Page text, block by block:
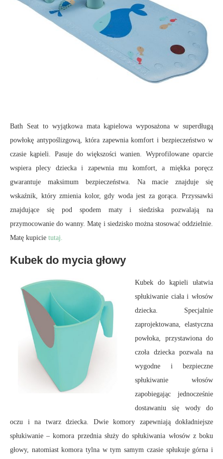
Bath Seat to wyjątkowa mata kąpielowa wyposażona w superdługą
powłokę antypoślizgową, która zapewnia komfort i bezpieczeństwo w
czasie kąpieli. Pasuje do większości wanien. Wyprofilowane oparcie
wspiera plecy dziecka i zapewnia mu komfort, a miękka poręcz
gwarantuje maksimum bezpieczeństwa. Na macie znajduje się
wskaźnik, który zmienia kolor, gdy woda jest za gorąca. Przyssawki
znajdujące się pod spodem maty i siedziska pozwalają na
przymocowanie do wanny. Matę i siedzisko można stosować oddzielnie.
Matę kupicie tutaj.
Kubek do mycia głowy
Kubek do kąpieli ułatwia
spłukiwanie ciała i włosów
dziecka. Specjalnie
zaprojektowana, elastyczna
powłoka, przystawiona do
czoła dziecka pozwala na
wygodne i bezpieczne
spłukiwanie włosów
zapobiegając jednocześnie
dostawaniu się wody do
oczu i na twarz dziecka. Dwie komory zapewniają dokładniejsze
spłukiwanie – komora przednia służy do spłukiwania włosów z boku
głowy, natomiast komora tylna w tym samym czasie spłukuje górna i